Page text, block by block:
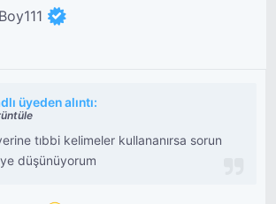
üyeden alıntı:
tıbbi kelimeler kullananırsa sorun
düşünüyorum